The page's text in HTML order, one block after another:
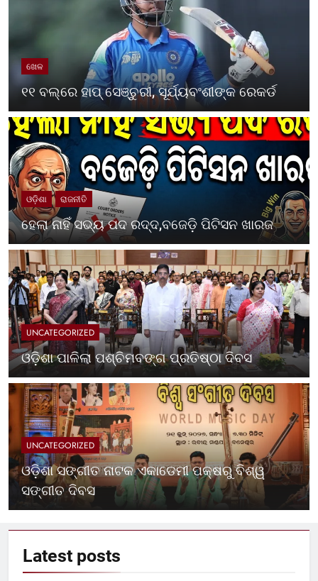
ଖେଳ
୧୧ ବଲ୍‌ରେ ହାପ୍ ସେଞ୍ଚୁରୀ, ସୂର୍ଯ୍ୟବଂଶୀଙ୍କ ରେକର୍ଡ
ଓଡ଼ିଶା ରାଜନୀତି
ହେଲା ନାହିଁ ସଭ୍ୟ ପଦ ରଦ୍ଦ,ବଜେଡ଼ି ପିଟିସନ ଖାରଜ
UNCATEGORIZED
ଓଡ଼ିଶା ପାଳିଲା ପଶ୍ଚିମବଙ୍ଗ ପ୍ରତିଷ୍ଠା ଦିବସ
UNCATEGORIZED
ଓଡ଼ିଶା ସଙ୍ଗୀତ ନାଟକ ଏକାଡେମୀ ପକ୍ଷରୁ ବିଶ୍ୱ
ସଙ୍ଗୀତ ଦିବସ
Latest posts